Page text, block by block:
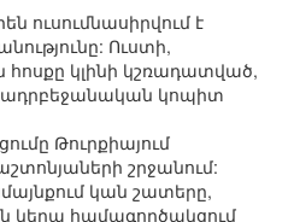
ուսումնասիրվում է
Ուստի,
կլինի կշռադատված,
ադրբեջանական կոպիտ
Թուրքիայում
շրջանում:
կան շատերը,
կերպ համագործակցում